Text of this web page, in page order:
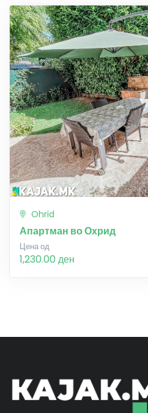
Ohrid
Апартман во Охрид
Цена од
1,230.00 ден